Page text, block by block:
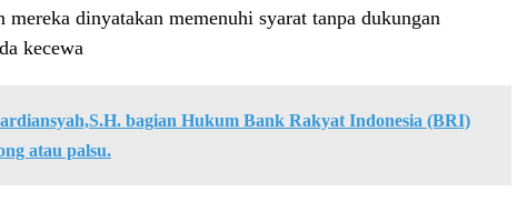
dinyatakan memenuhi syarat tanpa dukungan
kecewa
bagian Hukum Bank Rakyat Indonesia (BRI)
atau palsu.